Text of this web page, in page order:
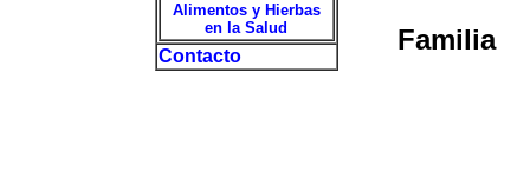
Alimentos y Hierbas
en la Salud
Contacto
Familia